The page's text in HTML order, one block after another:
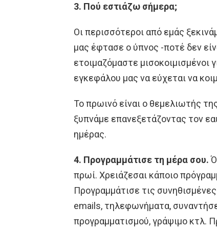
3. Πού εστιάζω σήμερα;
Οι περισσότεροι από εμάς
μας έφτασε ο ύπνος -ποτέ δεν
ετοιμαζόμαστε μισοκοιμισμένοι
εγκεφάλου μας να εύχεται να
Το πρωινό είναι ο θεμελιωτής
ξυπνάμε επανεξετάζοντας τον
ημέρας.
4. Προγραμμάτισε τη μέρα σου.
πρωί. Χρειάζεσαι κάποιο
Προγραμμάτισε τις
emails, τηλεφωνήματα,
προγραμματισμού, γράψιμο κτλ.